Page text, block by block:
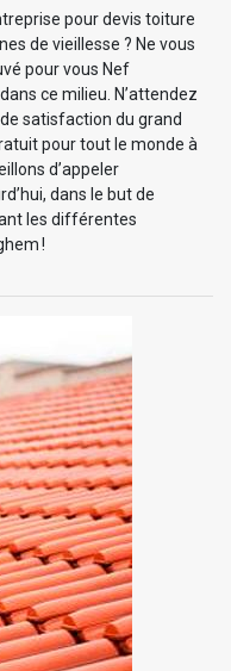
pour devis toiture
de vieillesse ? Ne vous
pour vous Nef
ce milieu. N’attendez
satisfaction du grand
pour tout le monde à
d’appeler
dans le but de
les différentes
!